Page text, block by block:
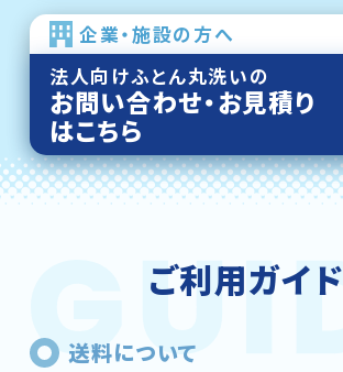
企業・施設の方へ
法人向けふとん丸洗いの
お問い合わせ・お見積り
はこちら
ご利用ガイド
送料について